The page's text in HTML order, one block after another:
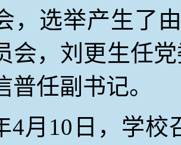
，选举产生了
会，刘更生任
普任副书记。
4月10日 ，学校